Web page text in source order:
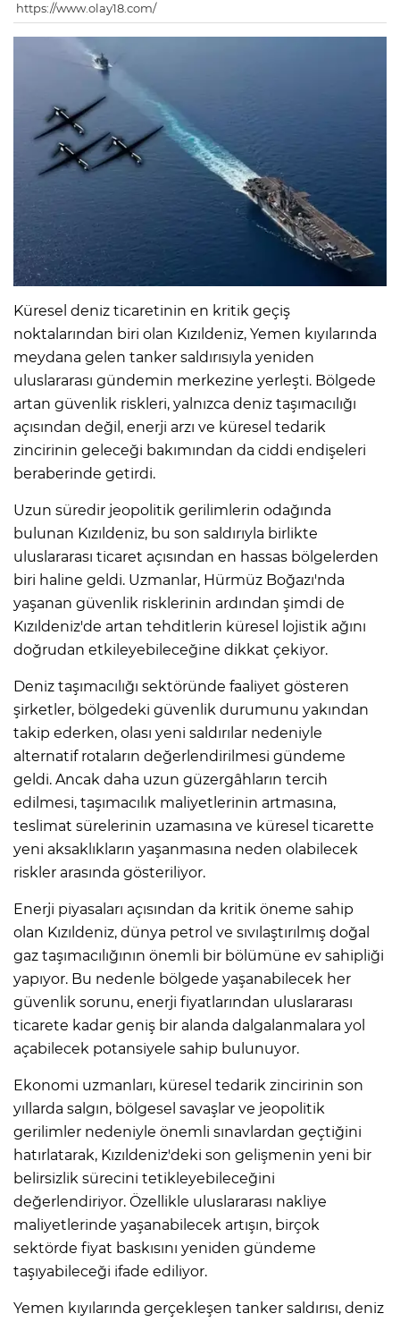
https://www.olay18.com/
Küresel deniz ticaretinin en kritik geçiş
noktalarından biri olan Kızıldeniz, Yemen kıyılarında
meydana gelen tanker saldırısıyla yeniden
uluslararası gündemin merkezine yerleşti. Bölgede
artan güvenlik riskleri, yalnızca deniz taşımacılığı
açısından değil, enerji arzı ve küresel tedarik
zincirinin geleceği bakımından da ciddi endişeleri
beraberinde getirdi.
Uzun süredir jeopolitik gerilimlerin odağında
bulunan Kızıldeniz, bu son saldırıyla birlikte
uluslararası ticaret açısından en hassas bölgelerden
biri haline geldi. Uzmanlar, Hürmüz Boğazı'nda
yaşanan güvenlik risklerinin ardından şimdi de
Kızıldeniz'de artan tehditlerin küresel lojistik ağını
doğrudan etkileyebileceğine dikkat çekiyor.
Deniz taşımacılığı sektöründe faaliyet gösteren
şirketler, bölgedeki güvenlik durumunu yakından
takip ederken, olası yeni saldırılar nedeniyle
alternatif rotaların değerlendirilmesi gündeme
geldi. Ancak daha uzun güzergâhların tercih
edilmesi, taşımacılık maliyetlerinin artmasına,
teslimat sürelerinin uzamasına ve küresel ticarette
yeni aksaklıkların yaşanmasına neden olabilecek
riskler arasında gösteriliyor.
Enerji piyasaları açısından da kritik öneme sahip
olan Kızıldeniz, dünya petrol ve sıvılaştırılmış doğal
gaz taşımacılığının önemli bir bölümüne ev sahipliği
yapıyor. Bu nedenle bölgede yaşanabilecek her
güvenlik sorunu, enerji fiyatlarından uluslararası
ticarete kadar geniş bir alanda dalgalanmalara yol
açabilecek potansiyele sahip bulunuyor.
Ekonomi uzmanları, küresel tedarik zincirinin son
yıllarda salgın, bölgesel savaşlar ve jeopolitik
gerilimler nedeniyle önemli sınavlardan geçtiğini
hatırlatarak, Kızıldeniz'deki son gelişmenin yeni bir
belirsizlik sürecini tetikleyebileceğini
değerlendiriyor. Özellikle uluslararası nakliye
maliyetlerinde yaşanabilecek artışın, birçok
sektörde fiyat baskısını yeniden gündeme
taşıyabileceği ifade ediliyor.
Yemen kıyılarında gerçekleşen tanker saldırısı, deniz